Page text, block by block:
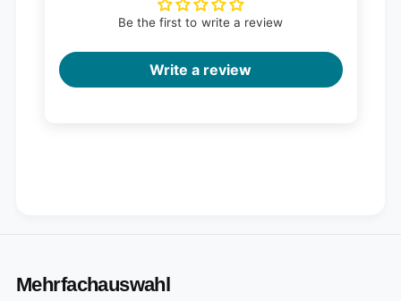
Be the first to write a review
Write a review
Mehrfachauswahl